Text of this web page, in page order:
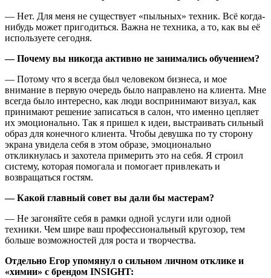
— Нет. Для меня не существует «пыльных» техник. Всё когда-
нибудь может пригодиться. Важна не техника, а то, как вы её
используете сегодня.
— Почему вы никогда активно не занимались обучением?
— Потому что я всегда был человеком бизнеса, и мое
внимание в первую очередь было направлено на клиента. Мне
всегда было интересно, как люди воспринимают визуал, как
принимают решение записаться в салон, что именно цепляет
их эмоционально. Так я пришел к идеи, выстраивать сильный
образ для конечного клиента. Чтобы девушка по ту сторону
экрана увидела себя в этом образе, эмоционально
откликнулась и захотела примерить это на себя. Я строил
систему, которая помогала и помогает привлекать и
возвращаться гостям.
— Какой главный совет вы дали бы мастерам?
— Не загоняйте себя в рамки одной услуги или одной
техники. Чем шире ваш профессиональный кругозор, тем
больше возможностей для роста и творчества.
Отдельно Егор упомянул о сильном личном отклике и
«химии» с брендом INSIGHT: